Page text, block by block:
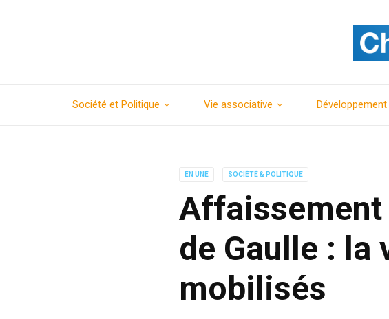
Société et Politique Vie associative Développement
EN UNE SOCIÉTÉ & POLITIQUE
Affaissement
de Gaulle :
mobilisés